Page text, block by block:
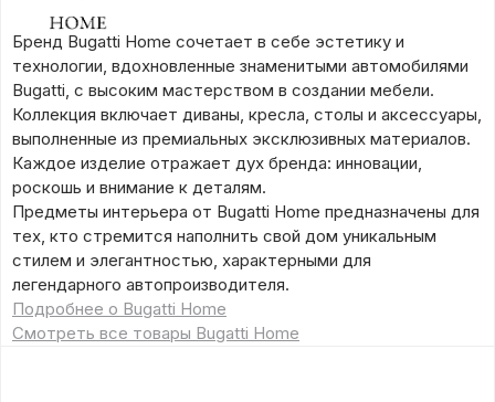
Бренд Bugatti Home сочетает в себе эстетику и
технологии, вдохновленные знаменитыми автомобилями
Bugatti, с высоким мастерством в создании мебели.
Коллекция включает диваны, кресла, столы и аксессуары,
выполненные из премиальных эксклюзивных материалов.
Каждое изделие отражает дух бренда: инновации,
роскошь и внимание к деталям.
Предметы интерьера от Bugatti Home предназначены для
тех, кто стремится наполнить свой дом уникальным
стилем и элегантностью, характерными для
легендарного автопроизводителя.
Подробнее о Bugatti Home
Смотреть все товары Bugatti Home